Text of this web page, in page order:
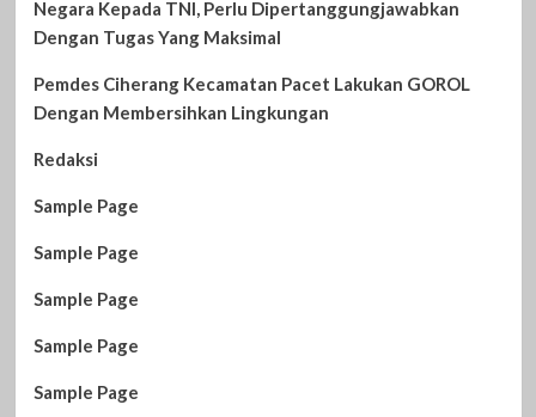
Negara Kepada TNI, Perlu Dipertanggungjawabkan
Dengan Tugas Yang Maksimal
Pemdes Ciherang Kecamatan Pacet Lakukan GOROL
Dengan Membersihkan Lingkungan
Redaksi
Sample Page
Sample Page
Sample Page
Sample Page
Sample Page